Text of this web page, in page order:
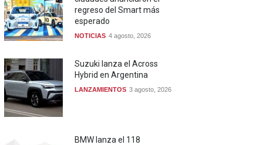
regreso del Smart más
esperado
NOTICIAS 4 agosto, 2026
Suzuki lanza el Across
Hybrid en Argentina
LANZAMIENTOS 3 agosto, 2026
BMW lanza el 118